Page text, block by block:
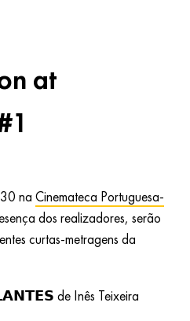
at
na Cinemateca Portuguesa-
dos realizadores, serão
curtas-metragens da
de Inês Teixeira